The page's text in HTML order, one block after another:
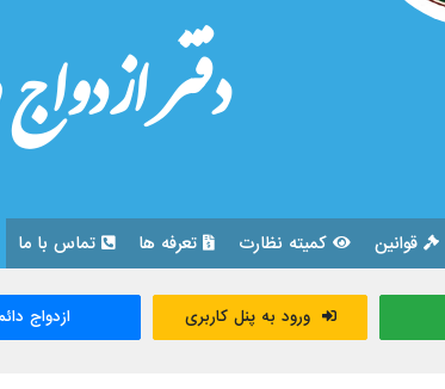
دفتر
قوانین کمیته نظارت تعرفه ها تماس با ما
ورود به پنل کاربری ازدواج